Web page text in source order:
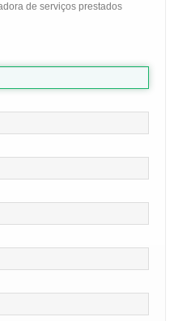
de serviços prestados